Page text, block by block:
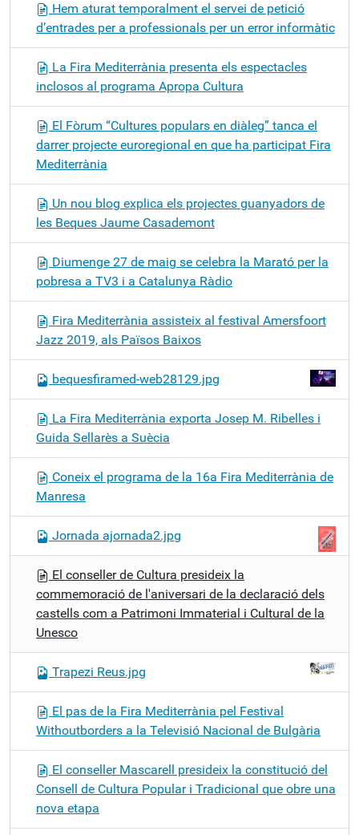
Hem aturat temporalment el servei de petició
d’entrades per a professionals per un error informàtic
La Fira Mediterrània presenta els espectacles
inclosos al programa Apropa Cultura
El Fòrum “Cultures populars en diàleg” tanca el
darrer projecte euroregional en que ha participat Fira
Mediterrània
Un nou blog explica els projectes guanyadors de
les Beques Jaume Casademont
Diumenge 27 de maig se celebra la Marató per la
pobresa a TV3 i a Catalunya Ràdio
Fira Mediterrània assisteix al festival Amersfoort
Jazz 2019, als Països Baixos
bequesfiramed-web28129.jpg
La Fira Mediterrània exporta Josep M. Ribelles i
Guida Sellarès a Suècia
Coneix el programa de la 16a Fira Mediterrània de
Manresa
Jornada ajornada2.jpg
El conseller de Cultura presideix la
commemoració de l'aniversari de la declaració dels
castells com a Patrimoni Immaterial i Cultural de la
Unesco
Trapezi Reus.jpg
El pas de la Fira Mediterrània pel Festival
Withoutborders a la Televisió Nacional de Bulgària
El conseller Mascarell presideix la constitució del
Consell de Cultura Popular i Tradicional que obre una
nova etapa